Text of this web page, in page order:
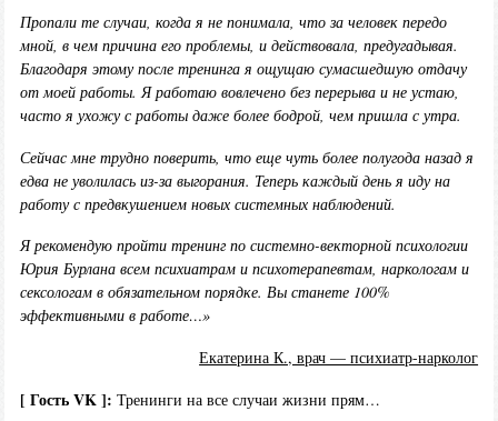
Пропали те случаи, когда я не понимала, что за человек передо
мной, в чем причина его проблемы, и действовала, предугадывая.
Благодаря этому после тренинга я ощущаю сумасшедшую отдачу
от моей работы. Я работаю вовлечено без перерыва и не устаю,
часто я ухожу с работы даже более бодрой, чем пришла с утра.
Сейчас мне трудно поверить, что еще чуть более полугода назад я
едва не уволилась из-за выгорания. Теперь каждый день я иду на
работу с предвкушением новых системных наблюдений.
Я рекомендую пройти тренинг по системно-векторной психологии
Юрия Бурлана всем психиатрам и психотерапевтам, наркологам и
сексологам в обязательном порядке. Вы станете 100%
эффективными в работе…»
Екатерина К., врач — психиатр-нарколог
[ Гость VK ]: Тренинги на все случаи жизни прям…